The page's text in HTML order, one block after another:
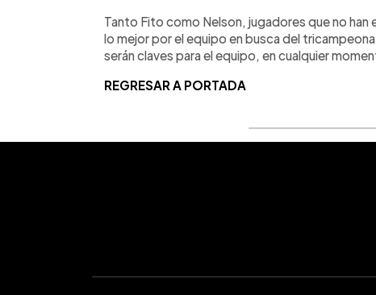
Tanto Fito como Nelson, jugadores que no han
lo mejor por el equipo en busca del
serán claves para el equipo, en cualquier
REGRESAR A PORTADA